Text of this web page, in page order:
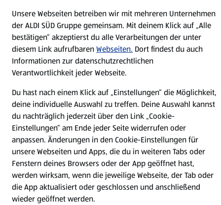
Jetzt die ALDI SÜD App downloaden
Datenschutz- und Richtlinienmenü
Cookie-Einstellungen Garantieportal
(öffnet in einem neuen Tab)
Impressum
Datenschutzerklärung
Nutzungsbedingungen
Security Policy
Compliance | Hinweisstellen
Unsere Webseiten betreiben wir mit mehreren Unternehmen
der ALDI SÜD Gruppe gemeinsam. Mit deinem Klick auf „Alle
bestätigen“ akzeptierst du alle Verarbeitungen der unter
diesem Link aufrufbarenWebseiten. Dort findest du auch
Informationen zur datenschutzrechtlichen
Verantwortlichkeit jeder Webseite.
Du hast nach einem Klick auf „Einstellungen“ die Möglichkeit,
deine individuelle Auswahl zu treffen. Deine Auswahl kannst
du nachträglich jederzeit über den Link „Cookie-
Einstellungen“ am Ende jeder Seite widerrufen oder
anpassen. Änderungen in den Cookie-Einstellungen für
unsere Webseiten und Apps, die du in weiteren Tabs oder
Fenstern deines Browsers oder der App geöffnet hast,
werden wirksam, wenn die jeweilige Webseite, der Tab oder
die App aktualisiert oder geschlossen und anschließend
wieder geöffnet werden.